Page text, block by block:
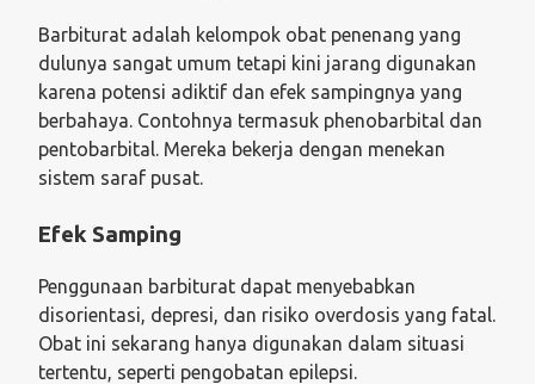
Barbiturat adalah kelompok obat penenang yang
dulunya sangat umum tetapi kini jarang digunakan
karena potensi adiktif dan efek sampingnya yang
berbahaya. Contohnya termasuk phenobarbital dan
pentobarbital. Mereka bekerja dengan menekan
sistem saraf pusat.
Efek Samping
Penggunaan barbiturat dapat menyebabkan
disorientasi, depresi, dan risiko overdosis yang fatal.
Obat ini sekarang hanya digunakan dalam situasi
tertentu, seperti pengobatan epilepsi.